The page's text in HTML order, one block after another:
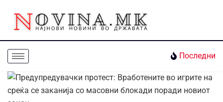
Последни